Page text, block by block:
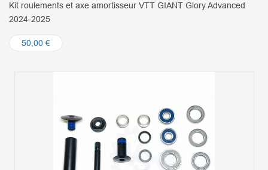
Kit roulements et axe amortisseur VTT GIANT Glory Advanced
2024-2025
50,00 €